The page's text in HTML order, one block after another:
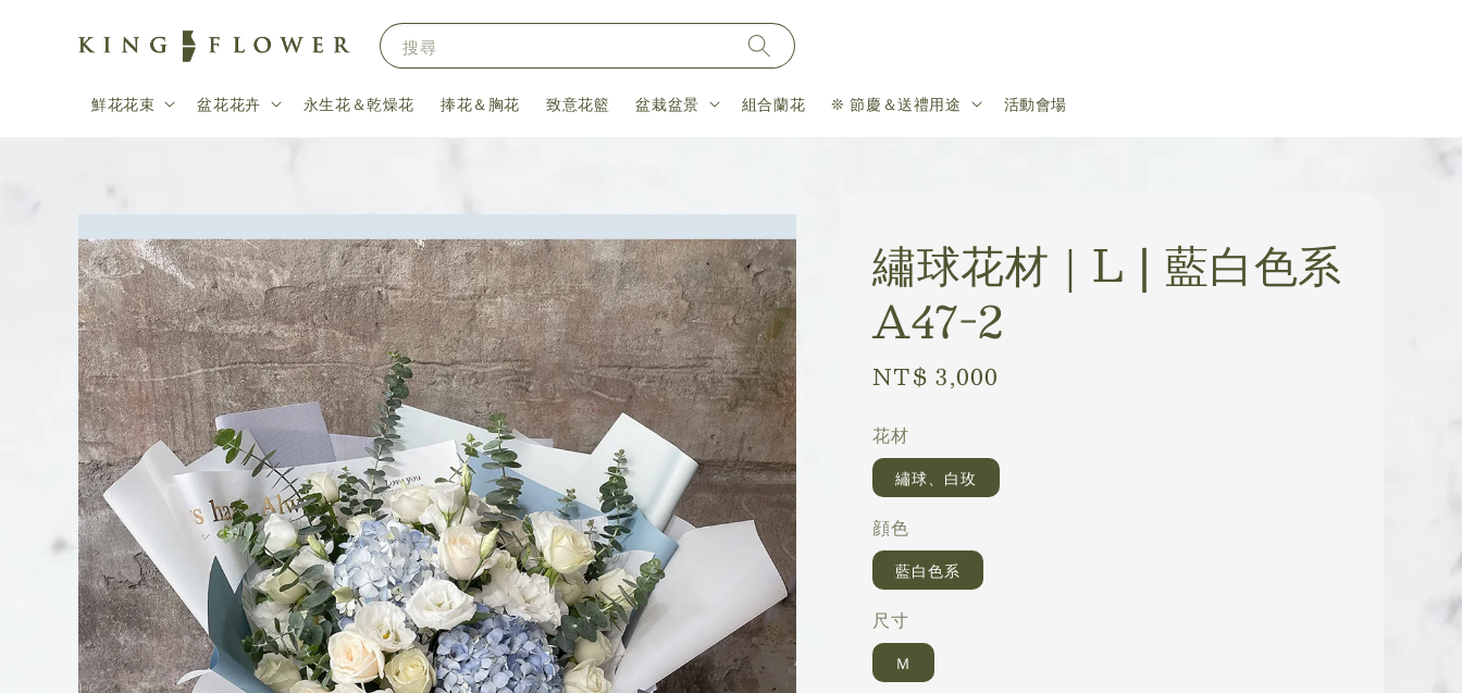
搜尋
鮮花花束 盆花花卉 永生花＆乾燥花 捧花＆胸花 致意花籃 盆栽盆景 組合蘭花 ❊ 節慶＆送禮用途 活動會場
繡球花材｜L | 藍白色系
A47-2
Regular
NT$ 3,000
花材
繡球、白玫
顔色
藍白色系
尺寸
Ｍ